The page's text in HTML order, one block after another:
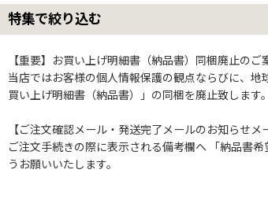
特集で絞り込む
ハンガーラック4本セット
ハンガーラック3本セット
業務用ハンガーラックストロンガー2段バーセッ
【重要】お買い上げ明細書（納品書）同梱廃止のご
当店ではお客様の個人情報保護の観点ならびに、
買い上げ明細書（納品書）」の同梱を廃止致します。
【ご注文確認メール・発送完了メールのお知らせ
ご注文手続きの際に表示される備考欄へ 「納品書
うお願いいたします。